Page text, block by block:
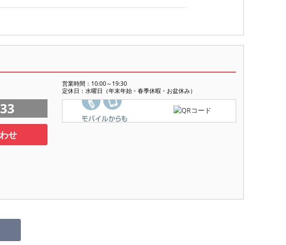
営業時間：10:00～19:30
定休日：水曜日（年末年始・春季休暇・お盆休み）
せ